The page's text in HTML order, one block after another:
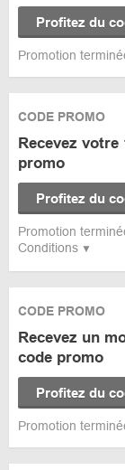
Profitez du
Promotion
Conditions
CODE PROMO
Recevez
promo
Profitez du
Promotion
CODE PROMO
Recevez un
code promo
Profitez du
Promotion